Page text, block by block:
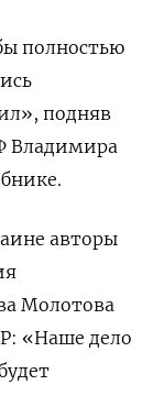
полностью
подняв
Владимира
авторы
Молотова
«Наше дело